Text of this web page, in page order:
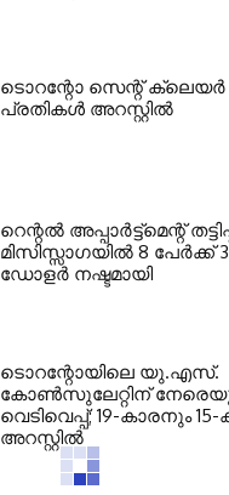
ടൊറന്റോ സെന്റ് ക്ലെയര്‍
പ്രതികള്‍ അറസ്റ്റില്‍
റെന്റല്‍ അപ്പാര്‍ട്ട്‌മെന്റ്
മിസിസ്സാഗയില്‍ 8 പേര്‍ക്ക്
ഡോളര്‍ നഷ്ടമായി
ടൊറന്റോയിലെ യു.എസ്.
കോൺസുലേറ്റിന്
വെടിവെപ്പ്; 19-കാരനും
അറസ്റ്റിൽ